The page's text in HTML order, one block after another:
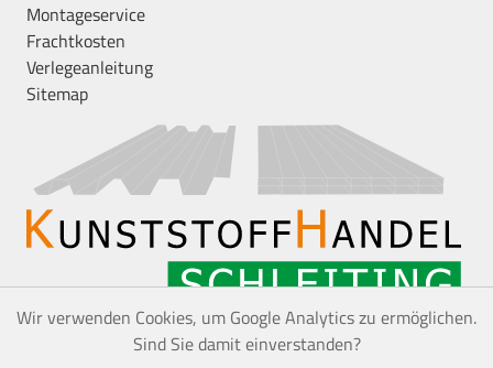
Montageservice
Frachtkosten
Verlegeanleitung
Sitemap
Wir verwenden Cookies, um Google Analytics zu ermöglichen.
Sind Sie damit einverstanden?